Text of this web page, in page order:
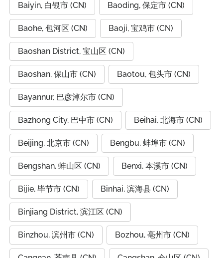
Baiyin, 白银市 (CN) Baoding, 保定市 (CN)
Baohe, 包河区 (CN) Baoji, 宝鸡市 (CN)
Baoshan District, 宝山区 (CN)
Baoshan, 保山市 (CN) Baotou, 包头市 (CN)
Bayannur, 巴彦淖尔市 (CN)
Bazhong City, 巴中市 (CN) Beihai, 北海市 (CN)
Beijing, 北京市 (CN) Bengbu, 蚌埠市 (CN)
Bengshan, 蚌山区 (CN) Benxi, 本溪市 (CN)
Bijie, 毕节市 (CN) Binhai, 滨海县 (CN)
Binjiang District, 滨江区 (CN)
Binzhou, 滨州市 (CN) Bozhou, 亳州市 (CN)